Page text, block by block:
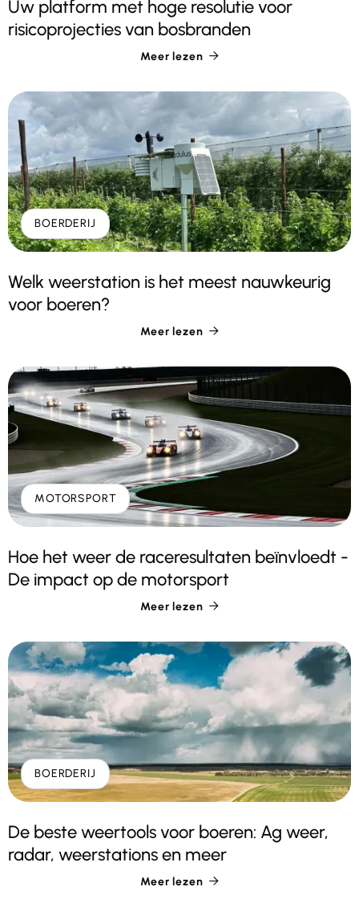
Uw platform met hoge resolutie voor
risicoprojecties van bosbranden
Meer lezen 
BOERDERIJ
Welk weerstation is het meest nauwkeurig
voor boeren?
Meer lezen 
MOTORSPORT
Hoe het weer de raceresultaten beïnvloedt -
De impact op de motorsport
Meer lezen 
BOERDERIJ
De beste weertools voor boeren: Ag weer,
radar, weerstations en meer
Meer lezen 